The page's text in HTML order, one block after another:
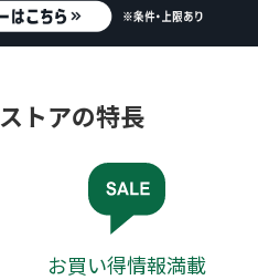
トアの特長
お買い得情報満載